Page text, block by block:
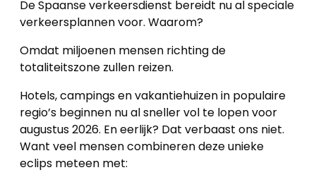
De Spaanse verkeersdienst bereidt nu al speciale
verkeersplannen voor. Waarom?
Omdat miljoenen mensen richting de
totaliteitszone zullen reizen.
Hotels, campings en vakantiehuizen in populaire
regio’s beginnen nu al sneller vol te lopen voor
augustus 2026. En eerlijk? Dat verbaast ons niet.
Want veel mensen combineren deze unieke
eclips meteen met: